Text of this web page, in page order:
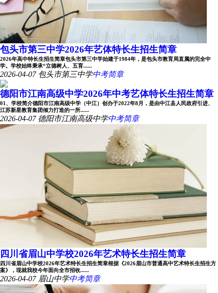
包头市第三中学2026年艺体特长生招生简章
2026年高中特长生招生简章包头市第三中学始建于1984年，是包头市教育局直属的完全中
学。学校始终秉承“立德树人、五育......
2026-04-07 包头市第三中学中考简章
德阳市江南高级中学2026年中考艺体特长生招生简章
01、学校简介德阳市江南高级中学（中江）创办于2022年8月，是由中江县人民政府引进、
江苏新星教育集团倾力打造的一所......
2026-04-07 德阳市江南高级中学中考简章
四川省眉山中学校2026年艺术特长生招生简章
四川省眉山中学校2026年艺术特长生招生简章根据《2026眉山市普通高中艺术特长生招生方
案》，现就我校今年面向全市招收......
2026-04-07 眉山中学中考简章